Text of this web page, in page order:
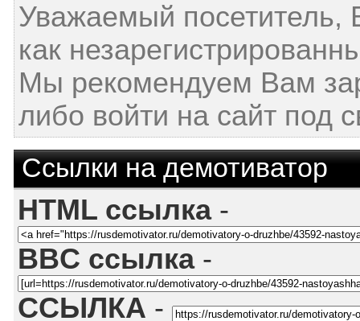
Уважаемый посетитель,
как
Мы рекомендуем Вам
либо войти на сайт под
Ссылки на демотиватор
HTML ссылка-
BBC ссылка-
ССЫЛКА -